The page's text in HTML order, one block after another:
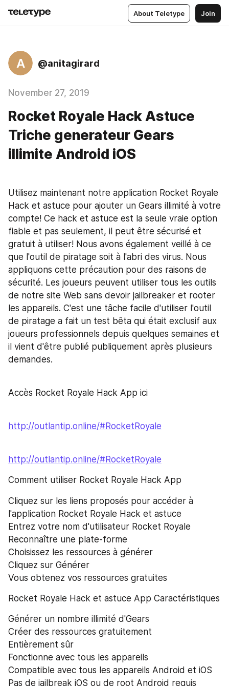
About Teletype Join
A @anitagirard
November 27, 2019
Rocket Royale Hack Astuce
Triche generateur Gears
illimite Android iOS
Utilisez maintenant notre application Rocket Royale
Hack et astuce pour ajouter un Gears illimité à votre
compte! Ce hack et astuce est la seule vraie option
fiable et pas seulement, il peut être sécurisé et
gratuit à utiliser! Nous avons également veillé à ce
que l'outil de piratage soit à l'abri des virus. Nous
appliquons cette précaution pour des raisons de
sécurité. Les joueurs peuvent utiliser tous les outils
de notre site Web sans devoir jailbreaker et rooter
les appareils. C'est une tâche facile d'utiliser l'outil
de piratage a fait un test bêta qui était exclusif aux
joueurs professionnels depuis quelques semaines et
il vient d'être publié publiquement après plusieurs
demandes.
Accès Rocket Royale Hack App ici
http://outlantip.online/#RocketRoyale
http://outlantip.online/#RocketRoyale
Comment utiliser Rocket Royale Hack App
Cliquez sur les liens proposés pour accéder à
l'application Rocket Royale Hack et astuce
Entrez votre nom d'utilisateur Rocket Royale
Reconnaître une plate-forme
Choisissez les ressources à générer
Cliquez sur Générer
Vous obtenez vos ressources gratuites
Rocket Royale Hack et astuce App Caractéristiques
Générer un nombre illimité d'Gears
Créer des ressources gratuitement
Entièrement sûr
Fonctionne avec tous les appareils
Compatible avec tous les appareils Android et iOS
Pas de jailbreak iOS ou de root Android requis